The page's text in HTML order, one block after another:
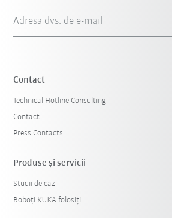
Adresa dvs. de e-mail
Contact
Technical Hotline Consulting
Contact
Press Contacts
Produse şi servicii
Studii de caz
Roboți KUKA folosiți